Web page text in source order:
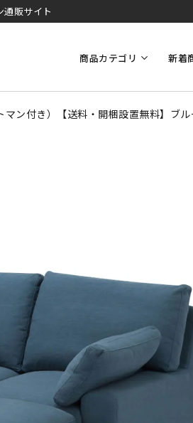
通販サイト
商品カテゴリ 新着
ン付き）【送料・開梱設置無料】ブル